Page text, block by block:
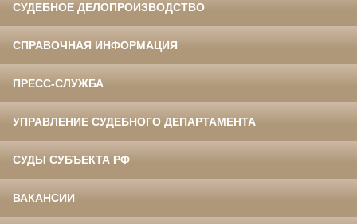
СУДЕБНОЕ ДЕЛОПРОИЗВОДСТВО
СПРАВОЧНАЯ ИНФОРМАЦИЯ
ПРЕСС-СЛУЖБА
УПРАВЛЕНИЕ СУДЕБНОГО ДЕПАРТАМЕНТА
СУДЫ СУБЪЕКТА РФ
ВАКАНСИИ